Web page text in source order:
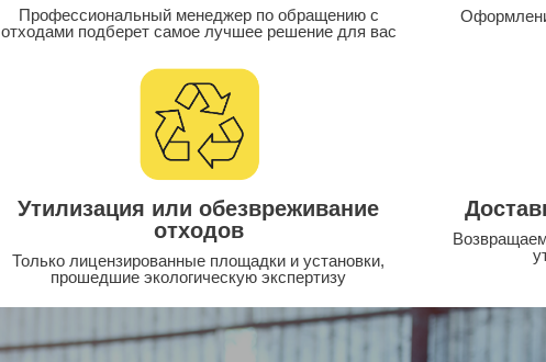
Профессиональный менеджер по обращению с
отходами подберет самое лучшее решение для вас
Утилизация или обезвреживание
отходов
Только лицензированные площадки и установки,
прошедшие экологическую экспертизу